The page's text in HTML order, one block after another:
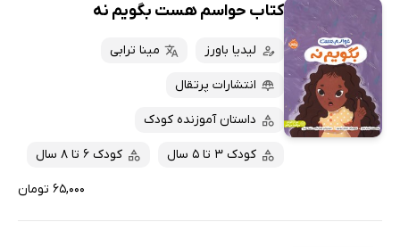
تازه‌ها
داغ‌ترین‌ها
پرفروش‌ها
پربحث‌ها
ارزان ترین‌ها
همه کتاب‌ها
کتاب‌های صوتی
کتاب‌های متنی
کتاب حواسم هست بگویم نه
لیدیا باورز مینا ترابی
انتشارات پرتقال
داستان آموزنده کودک
کودک 3 تا 5 سال کودک 6 تا 8 سال
۶۵,۰۰۰ تومان